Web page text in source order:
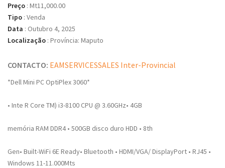
Preço : Mt11,000.00
Tipo : Venda
Data : Outubro 4, 2025
Localização : Província: Maputo
CONTACTO: EAMSERVICESSALES Inter-Provincial
*Dell Mini PC OptiPlex 3060*
• Inte R Core TM) i3-8100 CPU @ 3.60GHz• 4GB
memória RAM DDR4 • 500GB disco duro HDD • 8th
Gen• Built-WiFi 6E Ready• Bluetooth • HDMI/VGA/ DisplayPort • RJ45 •
Windows 11-11.000Mts